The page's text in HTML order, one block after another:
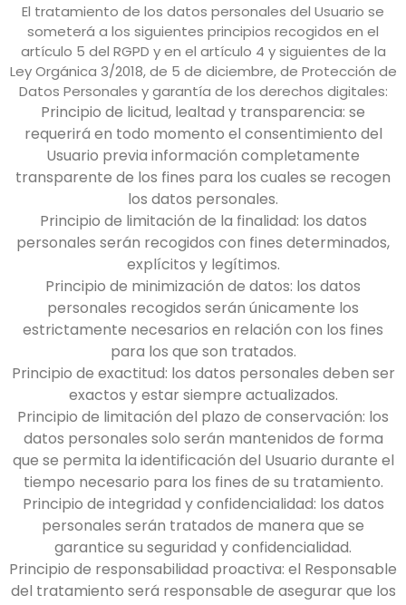
El tratamiento de los datos personales del Usuario se
someterá a los siguientes principios recogidos en el
artículo 5 del RGPD y en el artículo 4 y siguientes de la
Ley Orgánica 3/2018, de 5 de diciembre, de Protección de
Datos Personales y garantía de los derechos digitales:
Principio de licitud, lealtad y transparencia: se
requerirá en todo momento el consentimiento del
Usuario previa información completamente
transparente de los fines para los cuales se recogen
los datos personales.
Principio de limitación de la finalidad: los datos
personales serán recogidos con fines determinados,
explícitos y legítimos.
Principio de minimización de datos: los datos
personales recogidos serán únicamente los
estrictamente necesarios en relación con los fines
para los que son tratados.
Principio de exactitud: los datos personales deben ser
exactos y estar siempre actualizados.
Principio de limitación del plazo de conservación: los
datos personales solo serán mantenidos de forma
que se permita la identificación del Usuario durante el
tiempo necesario para los fines de su tratamiento.
Principio de integridad y confidencialidad: los datos
personales serán tratados de manera que se
garantice su seguridad y confidencialidad.
Principio de responsabilidad proactiva: el Responsable
del tratamiento será responsable de asegurar que los